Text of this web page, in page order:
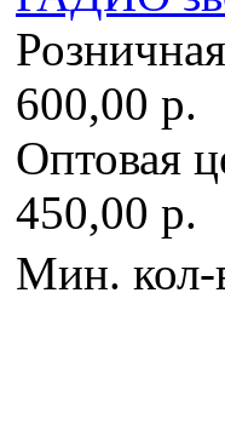
600,00 р.
Оптовая
450,00 р.
Мин. кол-